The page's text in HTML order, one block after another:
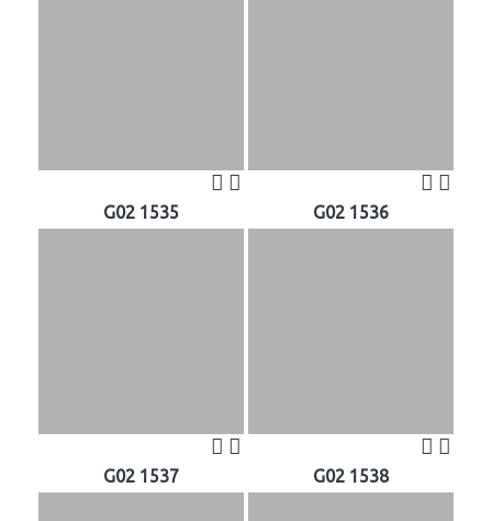
G02 1535 G02 1536
G02 1537 G02 1538